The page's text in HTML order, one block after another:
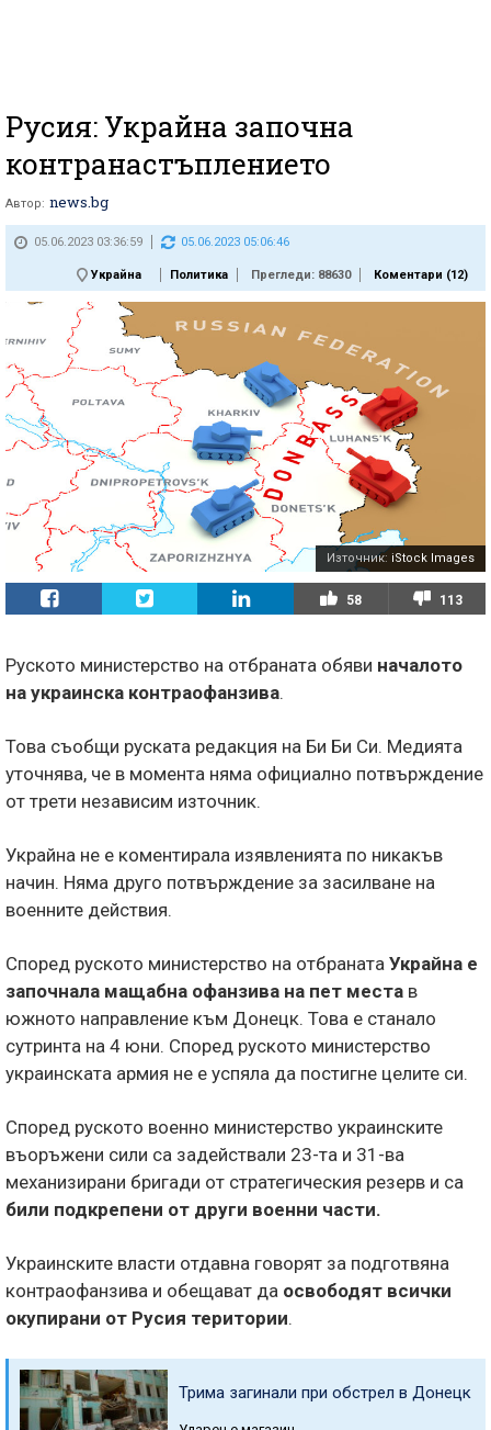
Русия: Украйна започна
контранастъплението
Автор: news.bg
05.06.2023 03:36:59 05.06.2023 05:06:46
Украйна Политика Прегледи: 88630 Коментари (12)
Източник: iStock Images
58 113
Руското министерство на отбраната обяви началото
на украинска контраофанзива.
Това съобщи руската редакция на Би Би Си. Медията
уточнява, че в момента няма официално потвърждение
от трети независим източник.
Украйна не е коментирала изявленията по никакъв
начин. Няма друго потвърждение за засилване на
военните действия.
Според руското министерство на отбраната Украйна е
започнала мащабна офанзива на пет места в
южното направление към Донецк. Това е станало
сутринта на 4 юни. Според руското министерство
украинската армия не е успяла да постигне целите си.
Според руското военно министерство украинските
въоръжени сили са задействали 23-та и 31-ва
механизирани бригади от стратегическия резерв и са
били подкрепени от други военни части.
Украинските власти отдавна говорят за подготвяна
контраофанзива и обещават да освободят всички
окупирани от Русия територии.
Трима загинали при обстрел в Донецк